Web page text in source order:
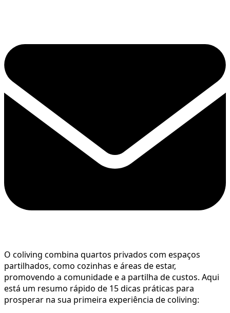
O coliving combina quartos privados com espaços
partilhados, como cozinhas e áreas de estar,
promovendo a comunidade e a partilha de custos. Aqui
está um resumo rápido de 15 dicas práticas para
prosperar na sua primeira experiência de coliving: